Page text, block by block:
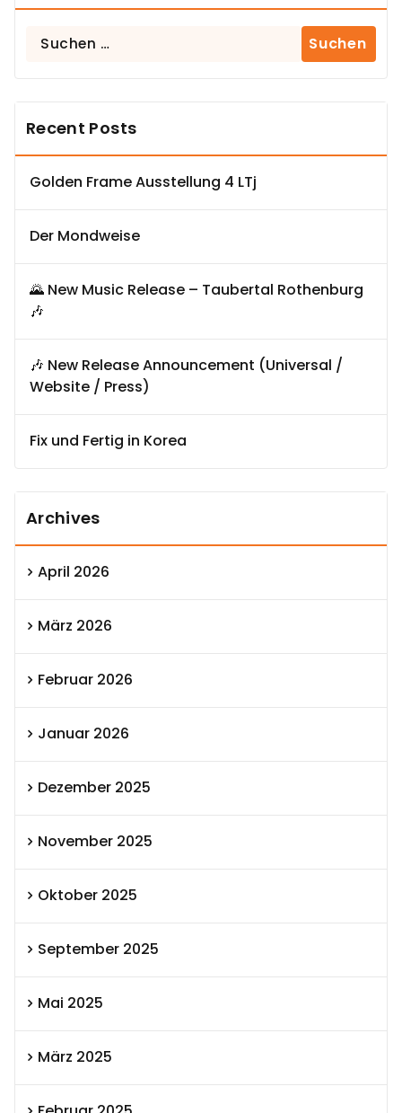
Suchen
Recent Posts
Golden Frame Ausstellung 4 LTj
Der Mondweise
🌄 New Music Release – Taubertal Rothenburg
🎶
🎶 New Release Announcement (Universal /
Website / Press)
Fix und Fertig in Korea
Archives
April 2026
März 2026
Februar 2026
Januar 2026
Dezember 2025
November 2025
Oktober 2025
September 2025
Mai 2025
März 2025